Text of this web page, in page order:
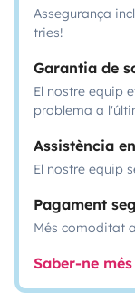
Assegurança
tries!
Garantia de
El nostre equip
problema a
Assistència
El nostre equip
Pagament
Més comoditat
Saber-ne més